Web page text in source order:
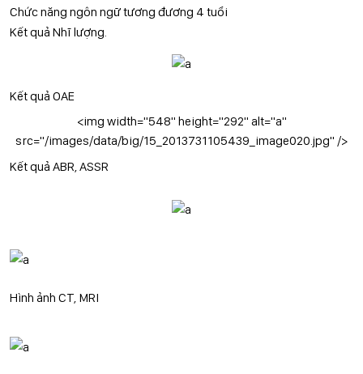
Chức năng ngôn ngữ tương đương 4 tuổi
Kết quả Nhĩ lượng.
Kết quả OAE
<img width="548" height="292" alt="a"
src="/images/data/big/15_2013731105439_image020.jpg" />
Kết quả ABR, ASSR
Hình ảnh CT, MRI